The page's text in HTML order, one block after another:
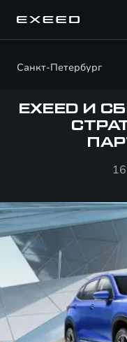
Санкт-Петербург
EXEED И